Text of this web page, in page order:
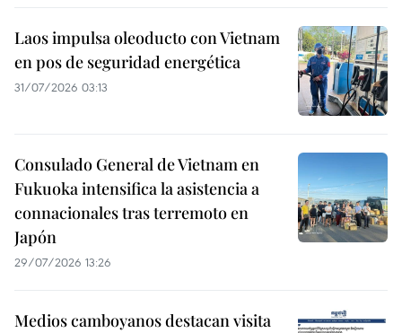
Laos impulsa oleoducto con Vietnam
en pos de seguridad energética
31/07/2026 03:13
Consulado General de Vietnam en
Fukuoka intensifica la asistencia a
connacionales tras terremoto en
Japón
29/07/2026 13:26
Medios camboyanos destacan visita